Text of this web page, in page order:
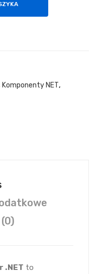
Komponenty NET,
.NET to